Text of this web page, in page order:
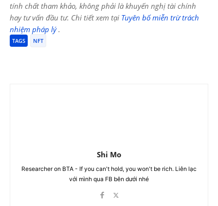
tính chất tham khảo, không phải là khuyến nghị tài chính
hay tư vấn đầu tư. Chi tiết xem tại Tuyên bố miễn trừ trách
nhiệm pháp lý.
TAGS NFT
Shi Mo
Researcher on BTA - If you can't hold, you won't be rich. Liên lạc
với mình qua FB bên dưới nhé